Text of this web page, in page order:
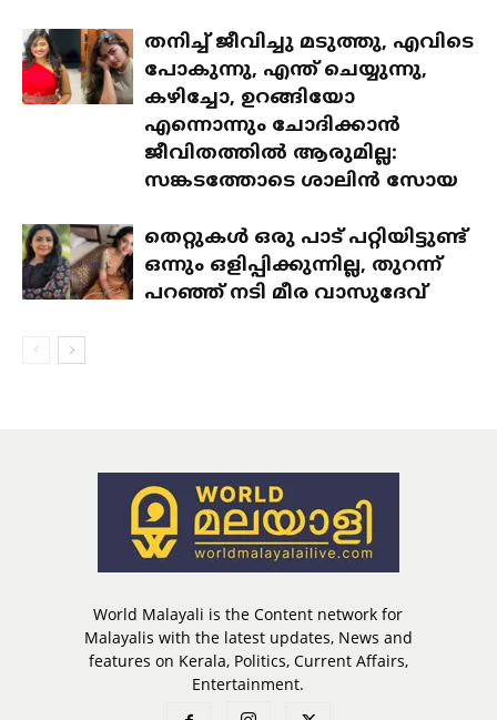
തനിച്ച് ജീവിച്ചു മടുത്തു, എവിടെ
പോകുന്നു, എന്ത് ചെയ്യുന്നു,
കഴിച്ചോ, ഉറങ്ങിയോ
എന്നൊന്നും ചോദിക്കാൻ
ജീവിതത്തിൽ ആരുമില്ല:
സങ്കടത്തോടെ ശാലിൻ സോയ
തെറ്റുകൾ ഒരു പാട് പറ്റിയിട്ടുണ്ട്
ഒന്നും ഒളിപ്പിക്കുന്നില്ല, തുറന്ന്
പറഞ്ഞ് നടി മീര വാസുദേവ്
World Malayali is the Content network for
Malayalis with the latest updates, News and
features on Kerala, Politics, Current Affairs,
Entertainment.